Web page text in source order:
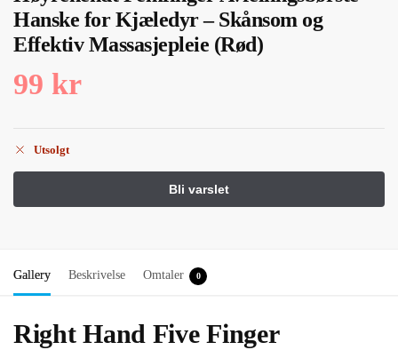
Hanske for Kjæledyr – Skånsom og
Effektiv Massasjepleie (Rød)
99 kr
Utsolgt
Gallery Beskrivelse Omtaler 0
Right Hand Five Finger